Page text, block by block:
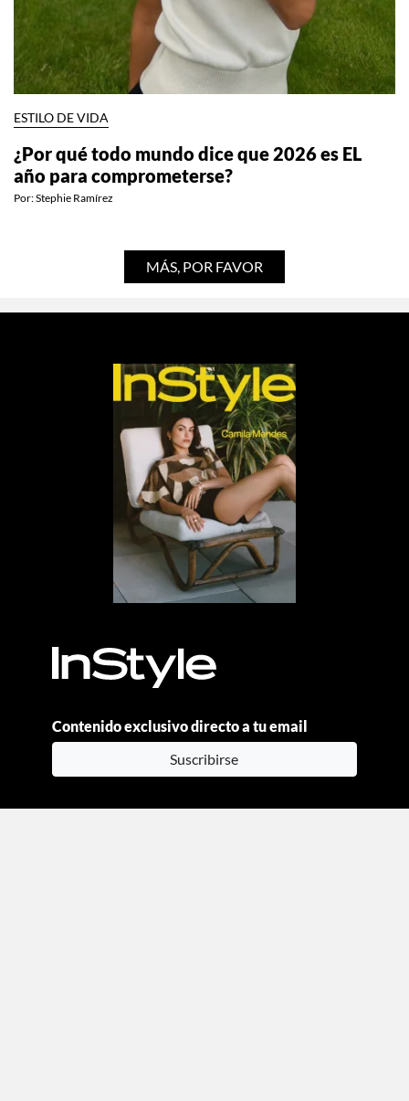
ESTILO DE VIDA
¿Por qué todo mundo dice que 2026 es EL
año para comprometerse?
Por:Stephie Ramírez
MÁS, POR FAVOR
Contenido exclusivo directo a tu email
Suscribirse